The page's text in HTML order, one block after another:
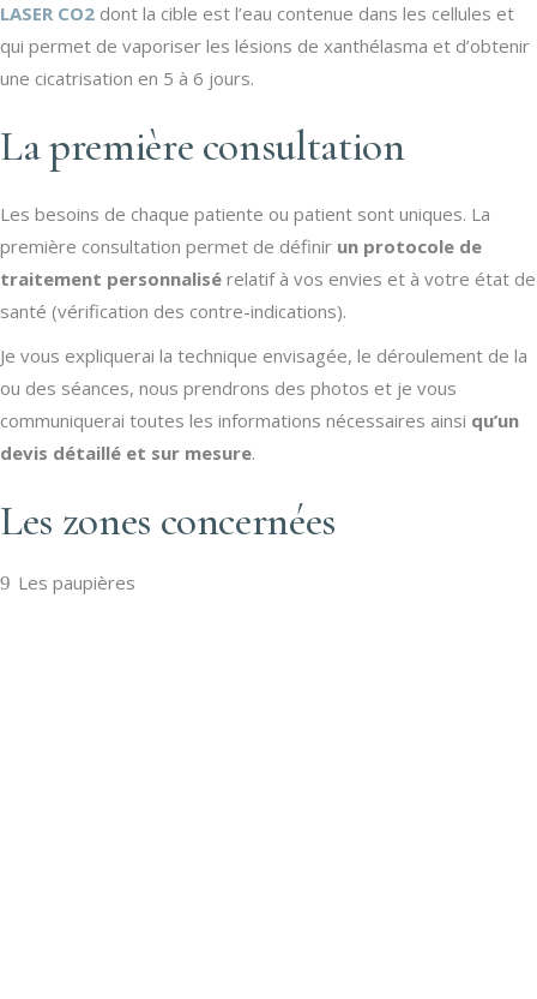
LASER CO2 dont la cible est l’eau contenue dans les cellules et
qui permet de vaporiser les lésions de xanthélasma et d’obtenir
une cicatrisation en 5 à 6 jours.
La première consultation
Les besoins de chaque patiente ou patient sont uniques. La
première consultation permet de définir un protocole de
traitement personnalisé relatif à vos envies et à votre état de
santé (vérification des contre-indications).
Je vous expliquerai la technique envisagée, le déroulement de la
ou des séances, nous prendrons des photos et je vous
communiquerai toutes les informations nécessaires ainsi qu’un
devis détaillé et sur mesure.
Les zones concernées
Les paupières